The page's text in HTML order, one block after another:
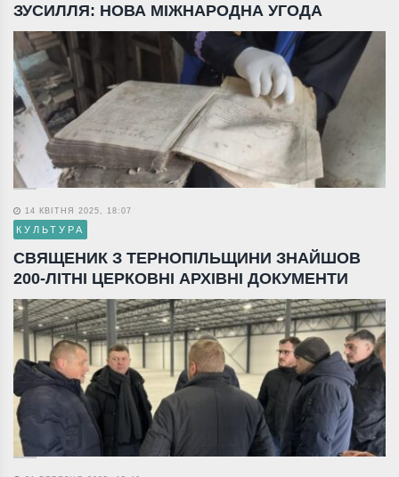
ЗУСИЛЛЯ: НОВА МІЖНАРОДНА УГОДА
14 КВІТНЯ 2025, 18:07
КУЛЬТУРА
СВЯЩЕНИК З ТЕРНОПІЛЬЩИНИ ЗНАЙШОВ
200-ЛІТНІ ЦЕРКОВНІ АРХІВНІ ДОКУМЕНТИ